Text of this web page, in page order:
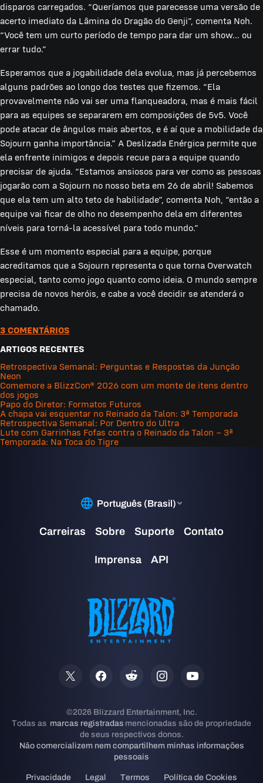
disparos carregados. “Queríamos que parecesse uma versão de
acerto imediato da Lâmina do Dragão do Genji”, comenta Noh.
“Você tem um curto período de tempo para dar um show... ou
errar tudo.”
Esperamos que a jogabilidade dela evolua, mas já percebemos
alguns padrões ao longo dos testes que fizemos. “Ela
provavelmente não vai ser uma flanqueadora, mas é mais fácil
para as equipes se separarem em composições de 5v5. Você
pode atacar de ângulos mais abertos, e é aí que a mobilidade da
Sojourn ganha importância.” A Deslizada Enérgica permite que
ela enfrente inimigos e depois recue para a equipe quando
precisar de ajuda. “Estamos ansiosos para ver como as pessoas
jogarão com a Sojourn no nosso beta em 26 de abril! Sabemos
que ela tem um alto teto de habilidade”, comenta Noh, “então a
equipe vai ficar de olho no desempenho dela em diferentes
níveis para torná-la acessível para todo mundo.”
Esse é um momento especial para a equipe, porque
acreditamos que a Sojourn representa o que torna Overwatch
especial, tanto como jogo quanto como ideia. O mundo sempre
precisa de novos heróis, e cabe a você decidir se atenderá o
chamado.
3 COMENTÁRIOS
ARTIGOS RECENTES
Retrospectiva Semanal: Perguntas e Respostas da Junção
Neon
Comemore a BlizzCon® 2026 com um monte de itens dentro
dos jogos
Papo do Diretor: Formatos Futuros
A chapa vai esquentar no Reinado da Talon: 3ª Temporada
Retrospectiva Semanal: Por Dentro do Ultra
Lute com Garrinhas Fofas contra o Reinado da Talon – 3ª
Temporada: Na Toca do Tigre